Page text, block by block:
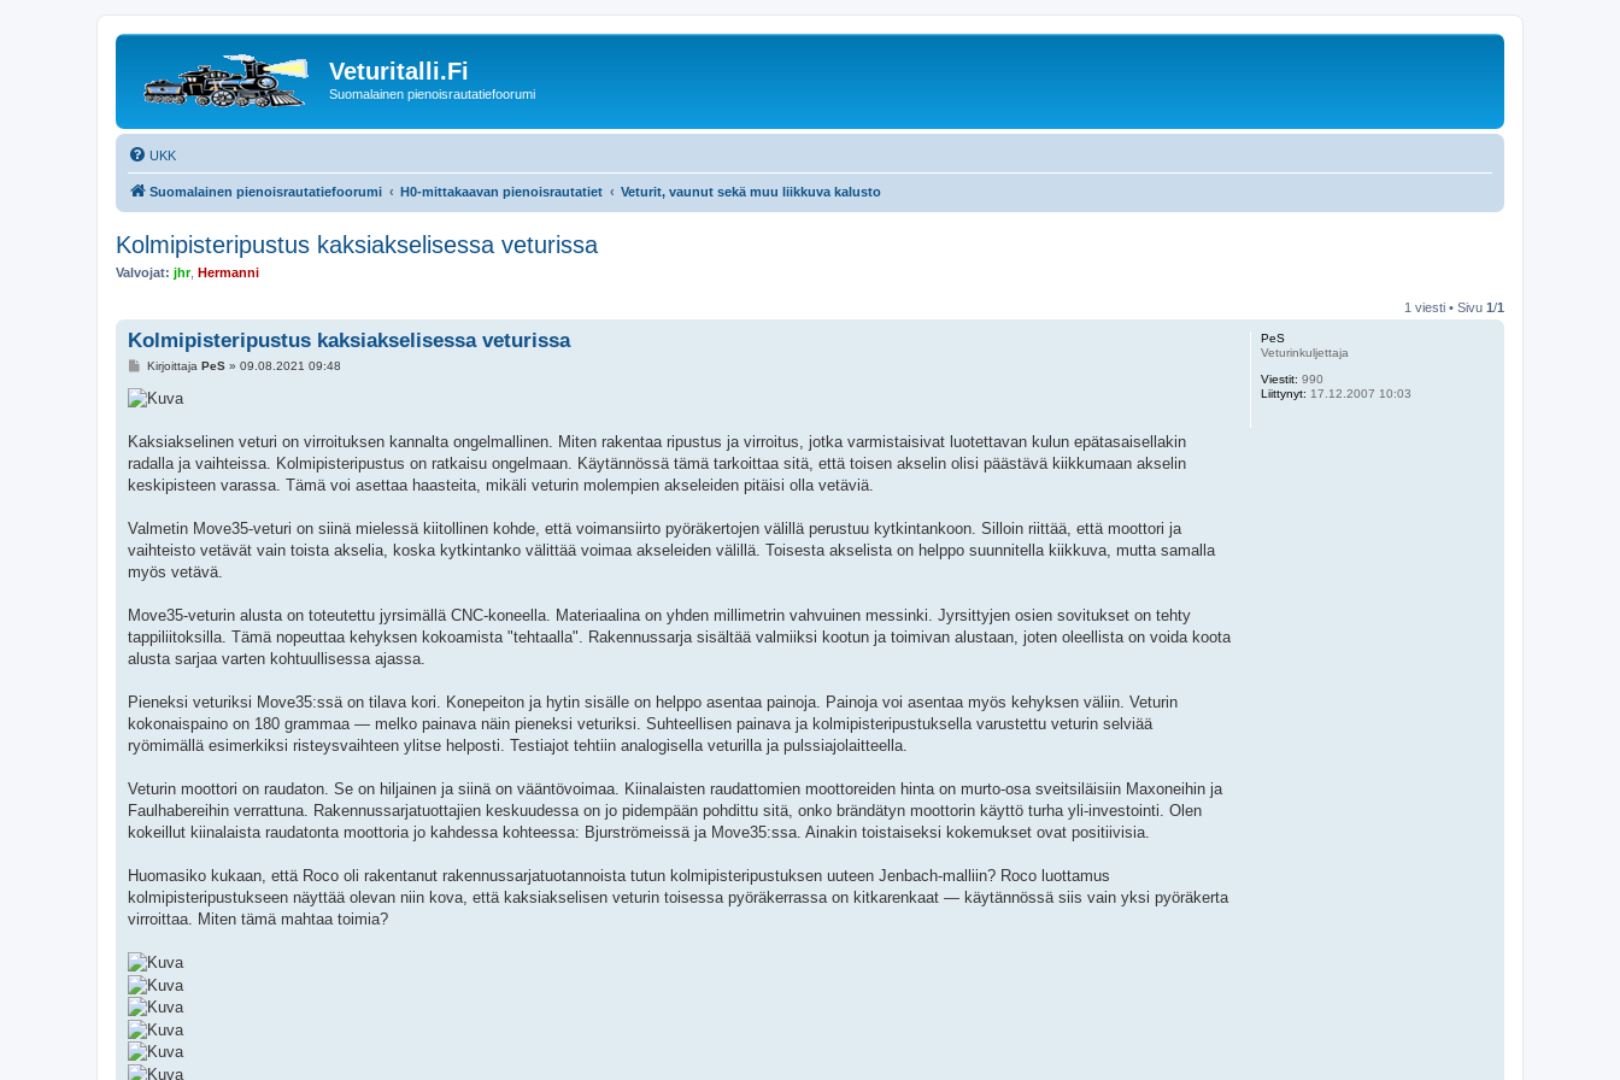
Veturitalli.Fi
Suomalainen pienoisrautatiefoorumi
UKK
Suomalainen pienoisrautatiefoorumi H0-mittakaavan pienoisrautatiet Veturit, vaunut sekä muu liikkuva kalusto
Kolmipisteripustus kaksiakselisessa veturissa
Valvojat: jhr, Hermanni
1 viesti • Sivu 1/1
PeS
Veturinkuljettaja
Viestit: 990
Liittynyt: 17.12.2007 10:03
Kolmipisteripustus kaksiakselisessa veturissa
V
e
s
i
Kirjoittaja PeS» 09.08.2021 09:48
Kaksiakselinen veturi on virroituksen kannalta ongelmallinen. Miten rakentaa ripustus ja virroitus, jotka varmistaisivat luotettavan kulun epätasaisellakin
radalla ja vaihteissa. Kolmipisteripustus on ratkaisu ongelmaan. Käytännössä tämä tarkoittaa sitä, että toisen akselin olisi päästävä kiikkumaan akselin
keskipisteen varassa. Tämä voi asettaa haasteita, mikäli veturin molempien akseleiden pitäisi olla vetäviä.
Valmetin Move35-veturi on siinä mielessä kiitollinen kohde, että voimansiirto pyöräkertojen välillä perustuu kytkintankoon. Silloin riittää, että moottori ja
vaihteisto vetävät vain toista akselia, koska kytkintanko välittää voimaa akseleiden välillä. Toisesta akselista on helppo suunnitella kiikkuva, mutta samalla
myös vetävä.
Move35-veturin alusta on toteutettu jyrsimällä CNC-koneella. Materiaalina on yhden millimetrin vahvuinen messinki. Jyrsittyjen osien sovitukset on tehty
tappiliitoksilla. Tämä nopeuttaa kehyksen kokoamista "tehtaalla". Rakennussarja sisältää valmiiksi kootun ja toimivan alustaan, joten oleellista on voida koota
alusta sarjaa varten kohtuullisessa ajassa.
Pieneksi veturiksi Move35:ssä on tilava kori. Konepeiton ja hytin sisälle on helppo asentaa painoja. Painoja voi asentaa myös kehyksen väliin. Veturin
kokonaispaino on 180 grammaa — melko painava näin pieneksi veturiksi. Suhteellisen painava ja kolmipisteripustuksella varustettu veturin selviää
ryömimällä esimerkiksi risteysvaihteen ylitse helposti. Testiajot tehtiin analogisella veturilla ja pulssiajolaitteella.
Veturin moottori on raudaton. Se on hiljainen ja siinä on vääntövoimaa. Kiinalaisten raudattomien moottoreiden hinta on murto-osa sveitsiläisiin Maxoneihin ja
Faulhabereihin verrattuna. Rakennussarjatuottajien keskuudessa on jo pidempään pohdittu sitä, onko brändätyn moottorin käyttö turha yli-investointi. Olen
kokeillut kiinalaista raudatonta moottoria jo kahdessa kohteessa: Bjurströmeissä ja Move35:ssa. Ainakin toistaiseksi kokemukset ovat positiivisia.
Huomasiko kukaan, että Roco oli rakentanut rakennussarjatuotannoista tutun kolmipisteripustuksen uuteen Jenbach-malliin? Roco luottamus
kolmipisteripustukseen näyttää olevan niin kova, että kaksiakselisen veturin toisessa pyöräkerrassa on kitkarenkaat — käytännössä siis vain yksi pyöräkerta
virroittaa. Miten tämä mahtaa toimia?